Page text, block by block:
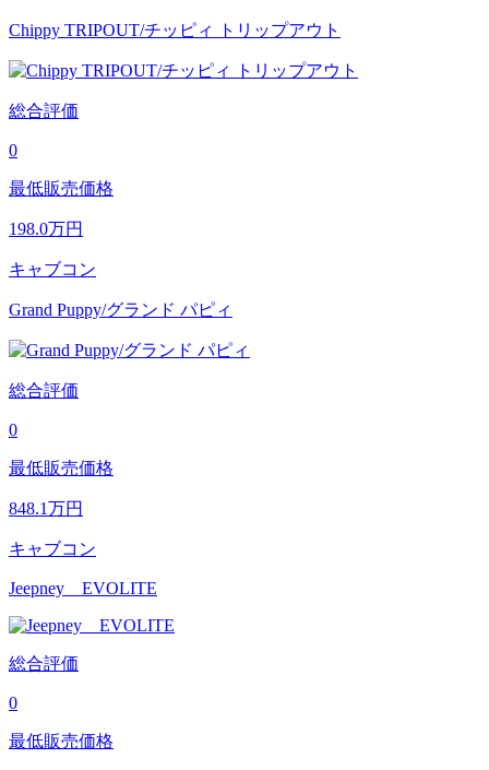
Chippy TRIPOUT/チッピィ トリップアウト
総合評価
0
最低販売価格
198.0万円
キャブコン
Grand Puppy/グランド パピィ
総合評価
0
最低販売価格
848.1万円
キャブコン
Jeepney EVOLITE
総合評価
0
最低販売価格